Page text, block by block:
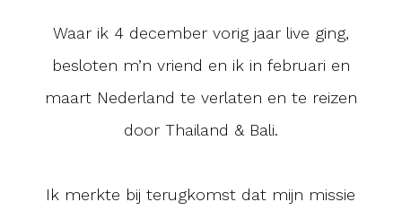
Waar ik 4 december vorig jaar live ging,
besloten m’n vriend en ik in februari en
maart Nederland te verlaten en te reizen
door Thailand & Bali.
Ik merkte bij terugkomst dat mijn missie